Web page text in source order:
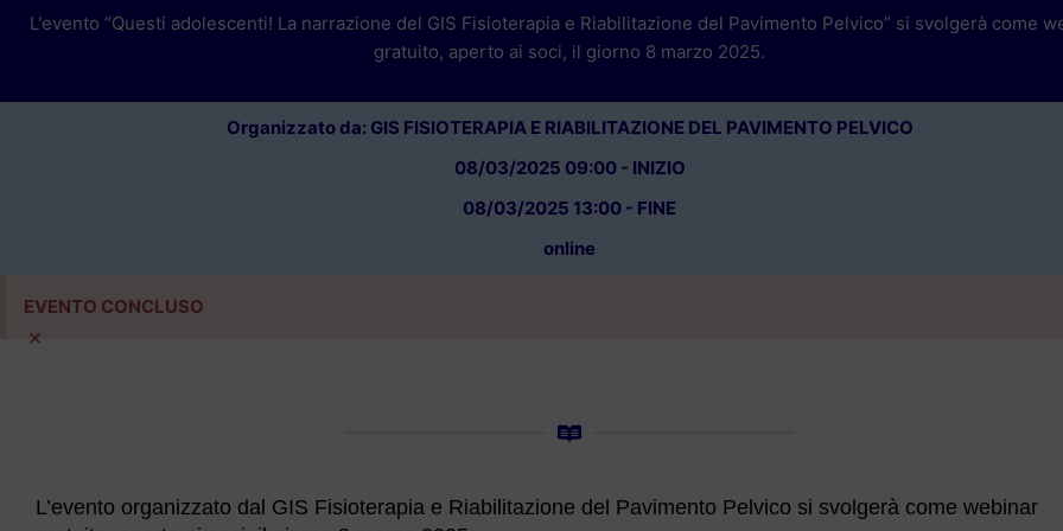
L'evento “Questi adolescenti! La narrazione del GIS Fisioterapia e Riabilitazione del Pavimento Pelvico” si svolgerà come
gratuito, aperto ai soci, il giorno 8 marzo 2025.
Organizzato da: GIS FISIOTERAPIA E RIABILITAZIONE DEL PAVIMENTO PELVICO
08/03/2025 09:00 - INIZIO
08/03/2025 13:00 - FINE
online
EVENTO CONCLUSO
×
L’evento organizzato dal GIS Fisioterapia e Riabilitazione del Pavimento Pelvico si svolgerà come webinar